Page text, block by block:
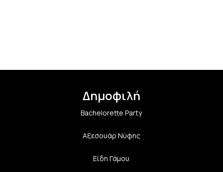
Δημοφιλή
Bachelorette Party
Αξεσουάρ Νύφης
Είδη Γάμου